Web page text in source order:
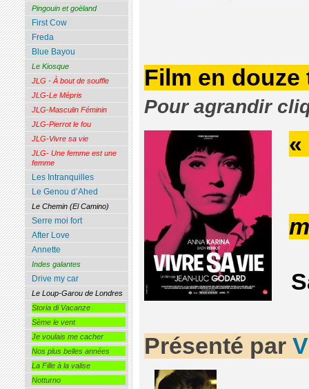
Film en douze
Pour agrandir
«
Présenté par
Pingouin et goëland
First Cow
Freda
Blue Bayou
Le Kiosque
JLG - À bout de souffle
JLG-Le Mépris
JLG-Masculin Féminin
JLG-Pierrot le fou
JLG-Vivre sa vie
JLG- Une femme est une
femme
Les Intranquilles
Le Genou d’Ahed
Le Chemin (El Camino)
Serre moi fort
After Love
Annette
Indes galantes
Drive my car
Le Loup-Garou de Londres
Storia di Vacanze
Sème le vent
Je voulais me cacher
Nos plus belles années
La Fille à la valise
Notturno